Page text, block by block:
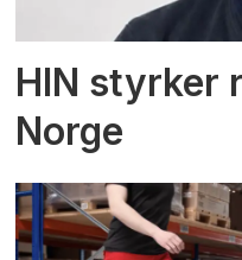
HIN styrker
Norge